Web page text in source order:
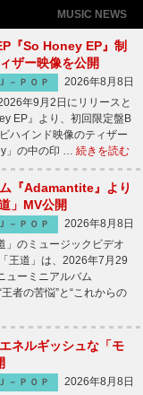
MUSIC NEWS
『So Honey EP』制
ザー映像を公開
Ｊ－ＰＯＰ
2026年8月8日
年9月2日にリリースと
EP』より、初回限定盤B
ハインド映像のティザー
」の中の印 … 続きを読む
『Adamantite』より
」MV公開
Ｊ－ＰＯＰ
2026年8月8日
のミュージックビデオ
王道」は、2026年7月29
ューミニアルバム
者の苦悩”と“これからの
ネルギッシュな「モ
Ｊ－ＰＯＰ
2026年8月8日